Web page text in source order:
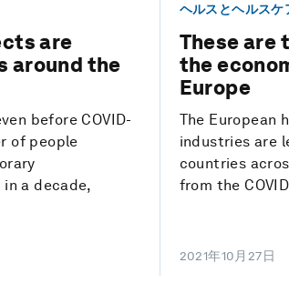
are
around the
before COVID-
of people
a decade,
ヘルスとヘルスケ
These are
the
Europe
The European
industries are
countries
from the
2021年10月27日